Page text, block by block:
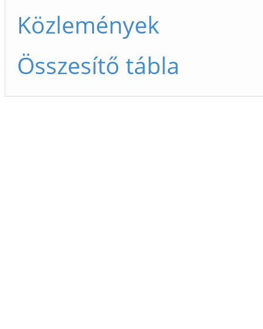
Közlemények
Összesítő tábla